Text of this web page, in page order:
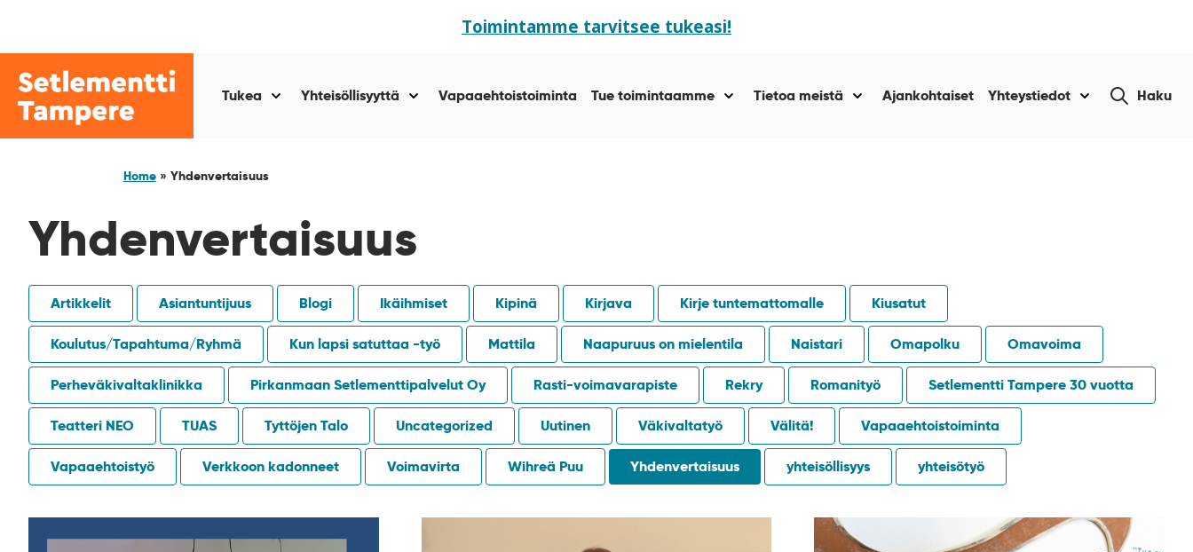
Toimintamme tarvitsee tukeasi!
Tampere
Tukea
Näytä
Yhteisöllisyyttä
Näytä
Vapaaehtoistoiminta Tue toimintaamme
Näytä
Tietoa meistä
Näytä
Ajankohtaiset Yhteystiedot
Näytä
Etsi
Haku
Home» Yhdenvertaisuus
Yhdenvertaisuus
Artikkelit Asiantuntijuus Blogi Ikäihmiset Kipinä Kirjava Kirje tuntemattomalle Kiusatut
Koulutus/Tapahtuma/Ryhmä Kun lapsi satuttaa -työ Mattila Naapuruus on mielentila Naistari Omapolku Omavoima
Perheväkivaltaklinikka Pirkanmaan Setlementtipalvelut Oy Rasti-voimavarapiste Rekry Romanityö Setlementti Tampere 30 vuotta
Teatteri NEO TUAS Tyttöjen Talo Uncategorized Uutinen Väkivaltatyö Välitä! Vapaaehtoistoiminta
Vapaaehtoistyö Verkkoon kadonneet Voimavirta Wihreä Puu Yhdenvertaisuus yhteisöllisyys yhteisötyö